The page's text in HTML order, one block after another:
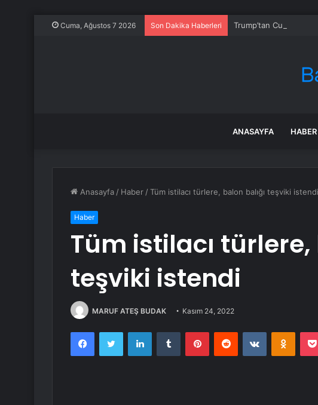
Cuma, Ağustos 7 2026 Son Dakika Haberleri Trump’tan
ANASAYFA HABER
Anasayfa / Haber /Tüm istilacı türlere, balon balığı teşviki istendi
Haber
Tüm istilacı türlere,
teşviki istendi
MARUF ATEŞ BUDAK Kasım 24, 2022
FacebookTwitter LinkedInTumblr PinterestReddit VKontakte